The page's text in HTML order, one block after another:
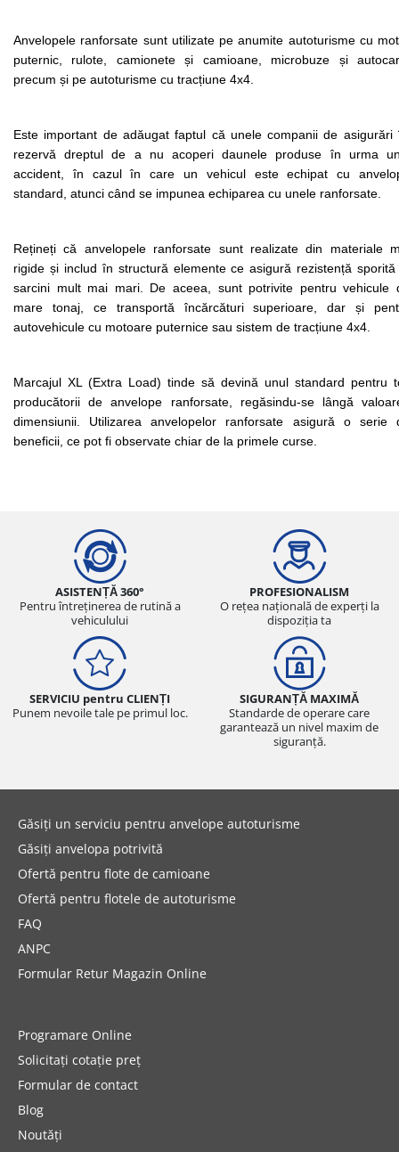
Anvelopele ranforsate sunt utilizate pe anumite autoturisme cu
puternic, rulote, camionete și camioane, microbuze și
precum și pe autoturisme cu tracțiune 4x4.
Este important de adăugat faptul că unele companii de asigurări
rezervă dreptul de a nu acoperi daunele produse în urma
accident, în cazul în care un vehicul este echipat cu
standard, atunci când se impunea echiparea cu unele ranforsate.
Rețineți că anvelopele ranforsate sunt realizate din materiale
rigide și includ în structură elemente ce asigură rezistență sporită
sarcini mult mai mari. De aceea, sunt potrivite pentru vehicule
mare tonaj, ce transportă încărcături superioare, dar și
autovehicule cu motoare puternice sau sistem de tracțiune 4x4.
Marcajul XL (Extra Load) tinde să devină unul standard pentru
producătorii de anvelope ranforsate, regăsindu-se lângă
dimensiunii. Utilizarea anvelopelor ranforsate asigură o serie
beneficii, ce pot fi observate chiar de la primele curse.
ASISTENȚĂ 360°
Pentru întreținerea de rutină a
vehiculului
PROFESIONALISM
O rețea națională de experți la
dispoziția ta
SERVICIU pentru CLIENȚI
Punem nevoile tale pe primul loc.
SIGURANȚĂ MAXIMĂ
Standarde de operare care
garantează un nivel maxim de
siguranță.
Găsiți un serviciu pentru anvelope autoturisme
Găsiți anvelopa potrivită
Ofertă pentru flote de camioane
Ofertă pentru flotele de autoturisme
FAQ
ANPC
Formular Retur Magazin Online
Programare Online
Solicitați cotație preț
Formular de contact
Blog
Noutăți